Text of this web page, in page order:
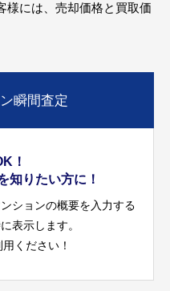
様には、売却価格と買取価
瞬間査定
！
知りたい方に！
ションの概要を入力する
表示します。
ください！